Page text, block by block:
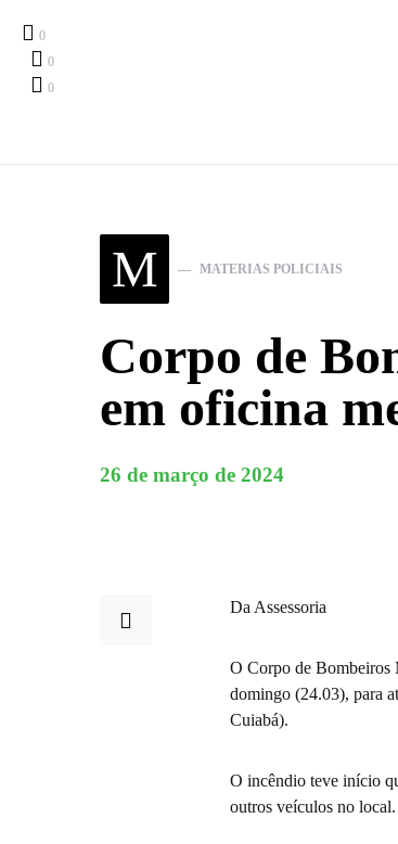
0
0
0
M MATERIAS POLICIAIS
Corpo de
em oficina
26 de março de 2024
Da Assessoria
O Corpo de Bombeiros
domingo (24.03), para
Cuiabá).
O incêndio teve início
outros veículos no local.